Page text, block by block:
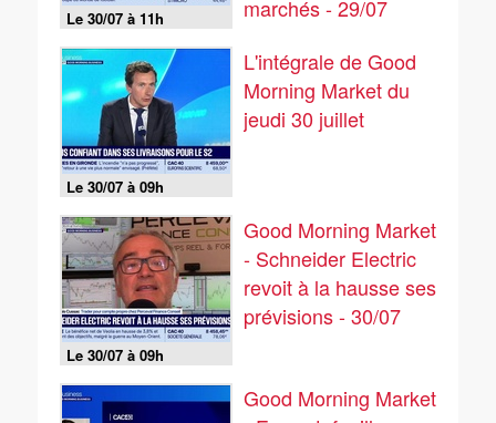
Le 30/07 à 11h
marchés - 29/07
Le 30/07 à 09h
L'intégrale de Good
Morning Market du
jeudi 30 juillet
Le 30/07 à 09h
Good Morning Market
- Schneider Electric
revoit à la hausse ses
prévisions - 30/07
Good Morning Market